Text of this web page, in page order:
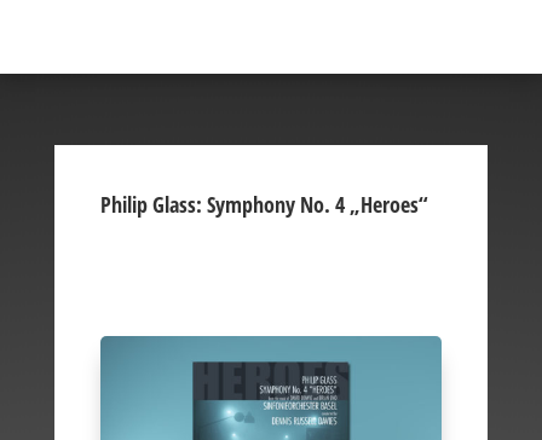
Philip Glass: Symphony No. 4 „Heroes“